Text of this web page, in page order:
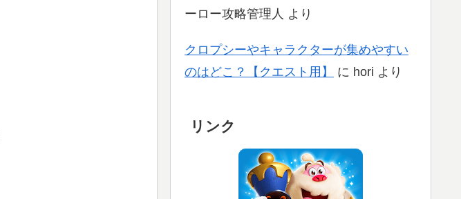
ーロー攻略管理人 より
クロプシーやキャラクターが集めやすい
のはどこ？【クエスト用】
に hori より
リンク